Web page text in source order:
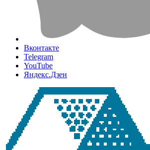
Вконтакте
Telegram
YouTube
Яндекс.Дзен